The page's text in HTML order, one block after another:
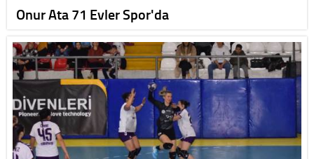
Onur Ata 71 Evler Spor'da